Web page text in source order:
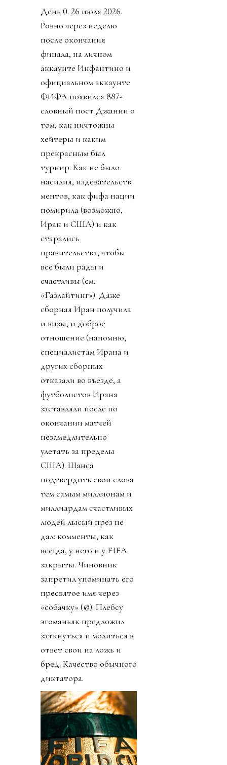
День 0. 26 июля 2026.
Ровно через неделю
после окончания
финала, на личном
аккаунте Инфантино и
официальном аккаунте
ФИФА появился 887-
словный пост Джанни о
том, как ничтожны
хейтеры и каким
прекрасным был
турнир. Как не было
насилия, издевательств
ментов, как фифа нации
помирила (возможно,
Иран и США) и как
старались
правительства, чтобы
все были рады и
счастливы (см.
«Газлайтинг»). Даже
сборная Иран получила
и визы, и доброе
отношение (напомню,
специалистам Ирана и
других сборных
отказали во въезде, а
футболистов Ирана
заставляли после по
окончании матчей
незамедлительно
улетать за пределы
США). Шанса
подтвердить свои слова
тем самым миллионам и
миллиардам счастливых
людей лысый през не
дал: комменты, как
всегда, у него и у FIFA
закрыты. Чиновник
запретил упоминать его
пресвятое имя через
«собачку» (@). Плебсу
эгоманьяк предложил
заткнуться и молиться в
ответ свои на ложь и
бред. Качество обычного
диктатора.